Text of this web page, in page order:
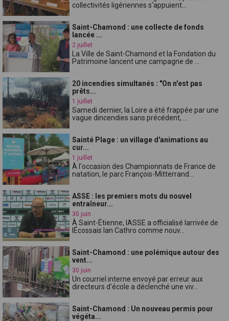
collectivités ligériennes s'appuient...
Saint-Chamond : une collecte de fonds
lancée ...
2 juillet
La Ville de Saint-Chamond et la Fondation du
Patrimoine lancent une campagne de ...
20 incendies simultanés : "On n'est pas
prêts...
1 juillet
Samedi dernier, la Loire a été frappée par une
vague dincendies sans précédent, ...
Sainté Plage : un village d'animations au
cur...
1 juillet
À l'occasion des Championnats de France de
natation, le parc François-Mitterrand...
ASSE : les premiers mots du nouvel
entraîneur...
30 juin
À Saint-Étienne, lASSE a officialisé larrivée de
lÉcossais Ian Cathro comme nouv...
Saint-Chamond : une polémique autour des
vent...
30 juin
Un courriel interne envoyé par erreur aux
directeurs d'école a déclenché une viv...
Saint-Chamond : Un nouveau permis pour
végéta...